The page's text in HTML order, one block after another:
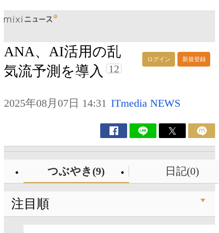
ログイン 新規登録
ANA、AI活用の乱
気流予測を導入
12
2025年08月07日 14:31 ITmedia NEWS
つぶやき(9) 日記(0)
注目順